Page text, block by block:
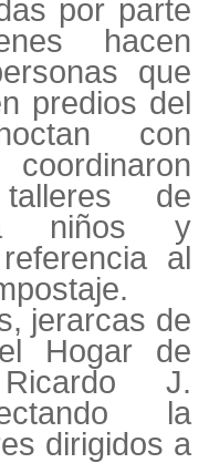
por parte
hacen
que
predios del
con
coordinaron
de
niños y
al
jerarcas de
Hogar de
J.
la
dirigidos a